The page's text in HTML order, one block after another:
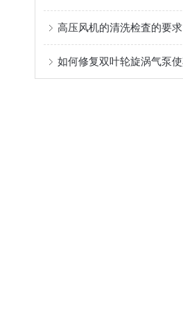
高压风机的清洗检査的要求